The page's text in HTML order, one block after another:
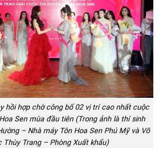
hồi hợp chờ công bố 02 vị trí cao nhất cuộc
Sen mùa đầu tiên (Trong ảnh là thí sinh
– Nhà máy Tôn Hoa Sen Phú Mỹ và Võ
Thùy Trang – Phòng Xuất khẩu)